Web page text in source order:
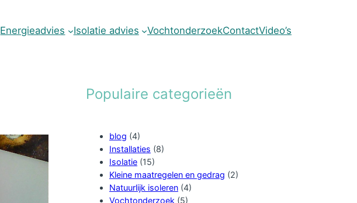
Energieadvies Isolatie advies VochtonderzoekContactVideo’s
Populaire categorieën
blog (4)
Installaties (8)
Isolatie (15)
Kleine maatregelen en gedrag (2)
Natuurlijk isoleren (4)
Vochtonderzoek (5)